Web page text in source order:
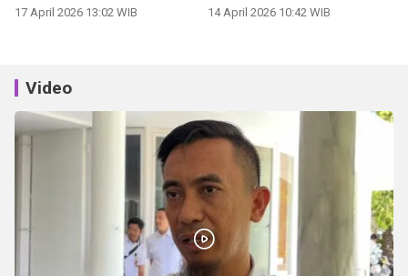
17 April 2026 13:02 WIB 14 April 2026 10:42 WIB
Video